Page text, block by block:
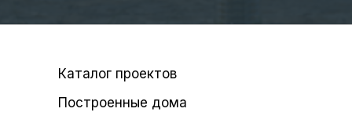
Каталог проектов
Построенные дома